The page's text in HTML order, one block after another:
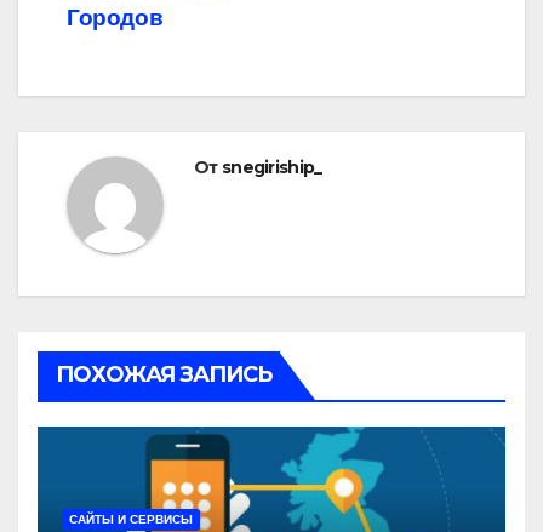
Городов
От snegiriship_
ПОХОЖАЯ ЗАПИСЬ
САЙТЫ И СЕРВИСЫ